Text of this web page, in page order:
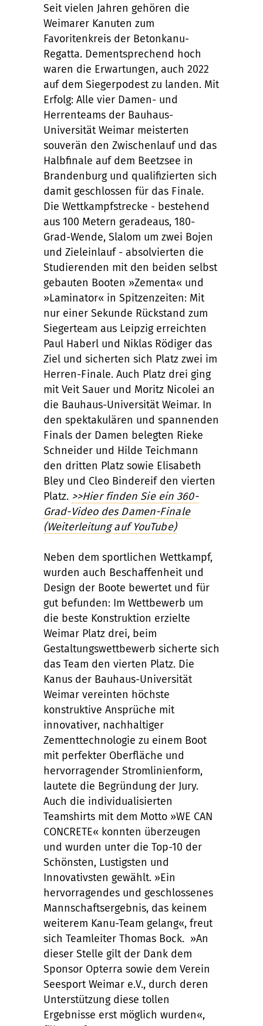
Seit vielen Jahren gehören die
Weimarer Kanuten zum
Favoritenkreis der Betonkanu-
Regatta. Dementsprechend hoch
waren die Erwartungen, auch 2022
auf dem Siegerpodest zu landen. Mit
Erfolg: Alle vier Damen- und
Herrenteams der Bauhaus-
Universität Weimar meisterten
souverän den Zwischenlauf und das
Halbfinale auf dem Beetzsee in
Brandenburg und qualifizierten sich
damit geschlossen für das Finale.
Die Wettkampfstrecke - bestehend
aus 100 Metern geradeaus, 180-
Grad-Wende, Slalom um zwei Bojen
und Zieleinlauf - absolvierten die
Studierenden mit den beiden selbst
gebauten Booten »Zementa« und
»Laminator« in Spitzenzeiten: Mit
nur einer Sekunde Rückstand zum
Siegerteam aus Leipzig erreichten
Paul Haberl und Niklas Rödiger das
Ziel und sicherten sich Platz zwei im
Herren-Finale. Auch Platz drei ging
mit Veit Sauer und Moritz Nicolei an
die Bauhaus-Universität Weimar. In
den spektakulären und spannenden
Finals der Damen belegten Rieke
Schneider und Hilde Teichmann
den dritten Platz sowie Elisabeth
Bley und Cleo Bindereif den vierten
Platz. >>Hier finden Sie ein 360-
Grad-Video des Damen-Finale
(Weiterleitung auf YouTube)
Neben dem sportlichen Wettkampf,
wurden auch Beschaffenheit und
Design der Boote bewertet und für
gut befunden: Im Wettbewerb um
die beste Konstruktion erzielte
Weimar Platz drei, beim
Gestaltungswettbewerb sicherte sich
das Team den vierten Platz. Die
Kanus der Bauhaus-Universität
Weimar vereinten höchste
konstruktive Ansprüche mit
innovativer, nachhaltiger
Zementtechnologie zu einem Boot
mit perfekter Oberfläche und
hervorragender Stromlinienform,
lautete die Begründung der Jury.
Auch die individualisierten
Teamshirts mit dem Motto »WE CAN
CONCRETE« konnten überzeugen
und wurden unter die Top-10 der
Schönsten, Lustigsten und
Innovativsten gewählt. »Ein
hervorragendes und geschlossenes
Mannschaftsergebnis, das keinem
weiterem Kanu-Team gelang«, freut
sich Teamleiter Thomas Bock. »An
dieser Stelle gilt der Dank dem
Sponsor Opterra sowie dem Verein
Seesport Weimar e.V., durch deren
Unterstützung diese tollen
Ergebnisse erst möglich wurden«,